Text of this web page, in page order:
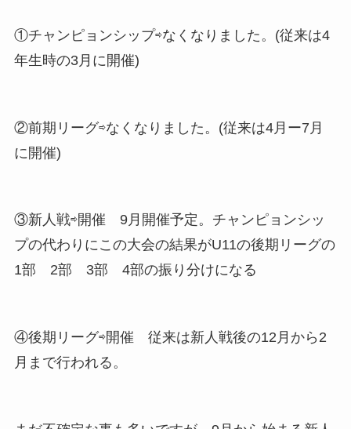
①チャンピョンシップ⇨なくなりました。(従来は4
年生時の3月に開催)
②前期リーグ⇨なくなりました。(従来は4月ー7月
に開催)
③新人戦⇨開催 9月開催予定。チャンピョンシッ
プの代わりにこの大会の結果がU11の後期リーグの
1部 2部 3部 4部の振り分けになる
④後期リーグ⇨開催 従来は新人戦後の12月から2
月まで行われる。